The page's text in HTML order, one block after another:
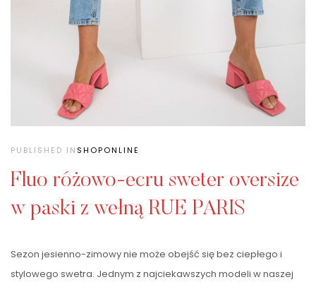
PUBLISHED IN SHOPONLINE
Fluo różowo-ecru sweter oversize
w paski z wełną RUE PARIS
Sezon jesienno-zimowy nie może obejść się bez ciepłego i
stylowego swetra. Jednym z najciekawszych modeli w naszej